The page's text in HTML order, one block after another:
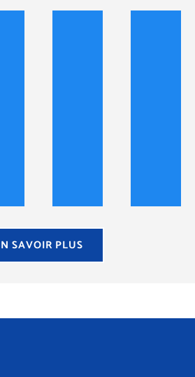
SAVOIR PLUS